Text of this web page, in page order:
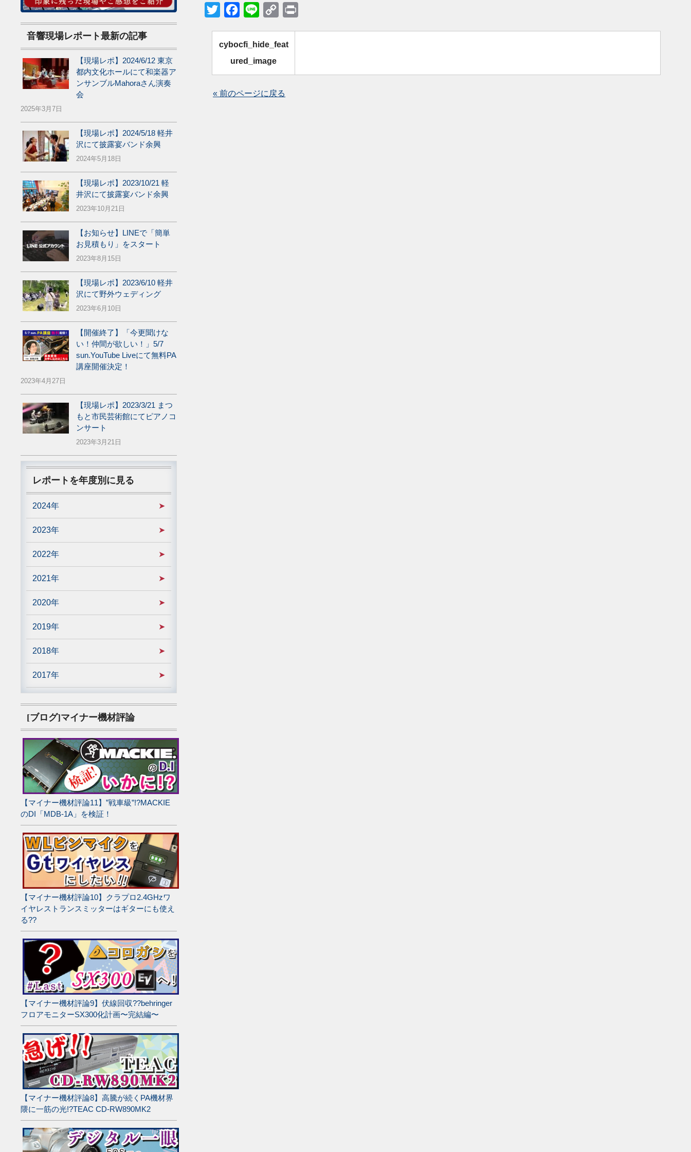
Twitter Facebook
Line
Copy
cybocfi_hide_feat
ured_image
« 前のページに戻る
音響現場レポート最新の記事
【現場レポ】2024/6/12 東京
都内文化ホールにて和楽器ア
ンサンブルMahoraさん演奏
会
2025年3月7日
【現場レポ】2024/5/18 軽井
沢にて披露宴バンド余興
2024年5月18日
【現場レポ】2023/10/21 軽
井沢にて披露宴バンド余興
2023年10月21日
【お知らせ】LINEで「簡単
お見積もり」をスタート
2023年8月15日
【現場レポ】2023/6/10 軽井
沢にて野外ウェディング
2023年6月10日
【開催終了】「今更聞けな
い！仲間が欲しい！」5/7
sun.YouTube Liveにて無料PA
講座開催決定！
2023年4月27日
【現場レポ】2023/3/21 まつ
もと市民芸術館にてピアノコ
ンサート
2023年3月21日
レポートを年度別に見る
2024年
2023年
2022年
2021年
2020年
2019年
2018年
2017年
[ブログ]マイナー機材評論
【マイナー機材評論11】”戦車級”!?MACKIE
のDI「MDB-1A」を検証！
【マイナー機材評論10】クラプロ2.4GHzワ
イヤレストランスミッターはギターにも使え
る??
【マイナー機材評論9】伏線回収??behringer
フロアモニターSX300化計画〜完結編〜
【マイナー機材評論8】高騰が続くPA機材界
隈に一筋の光!?TEAC CD-RW890MK2